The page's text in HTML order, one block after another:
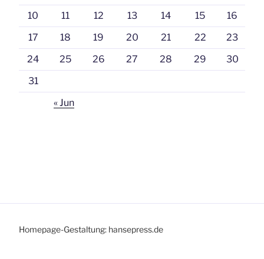
10
11 12 13 14 15
16
17
18 19 20 21 22
23
24
25 26 27 28 29
30
31
« Jun
Homepage-Gestaltung: hansepress.de